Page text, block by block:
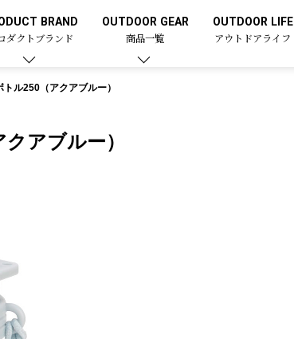
BRAND
ダクトブランド
OUTDOOR GEAR
商品一覧
OUTDOOR LIFE
アウトドアライフ
ル250（アクアブルー）
アブルー）